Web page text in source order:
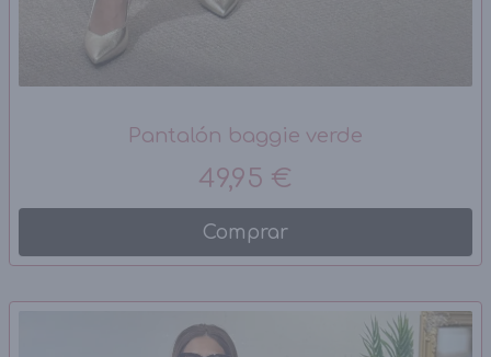
Pantalón baggie verde
49,95 €
Comprar